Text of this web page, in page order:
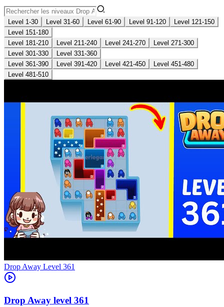
Level 1-30 Level 31-60 Level 61-90 Level 91-120
Level 121-150
Level 151-180
Level 181-210
Level 211-240 Level 241-270
Level 271-300
Level 301-330
Level 331-360
Level 361-390
Level 391-420 Level 421-450
Level 451-480
Level 481-510
Level 361
361